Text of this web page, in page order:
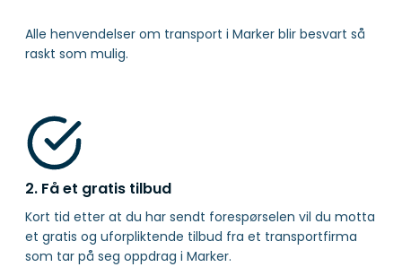
Alle henvendelser om transport i Marker blir besvart så
raskt som mulig.
2. Få et gratis tilbud
Kort tid etter at du har sendt forespørselen vil du motta
et gratis og uforpliktende tilbud fra et transportfirma
som tar på seg oppdrag i Marker.